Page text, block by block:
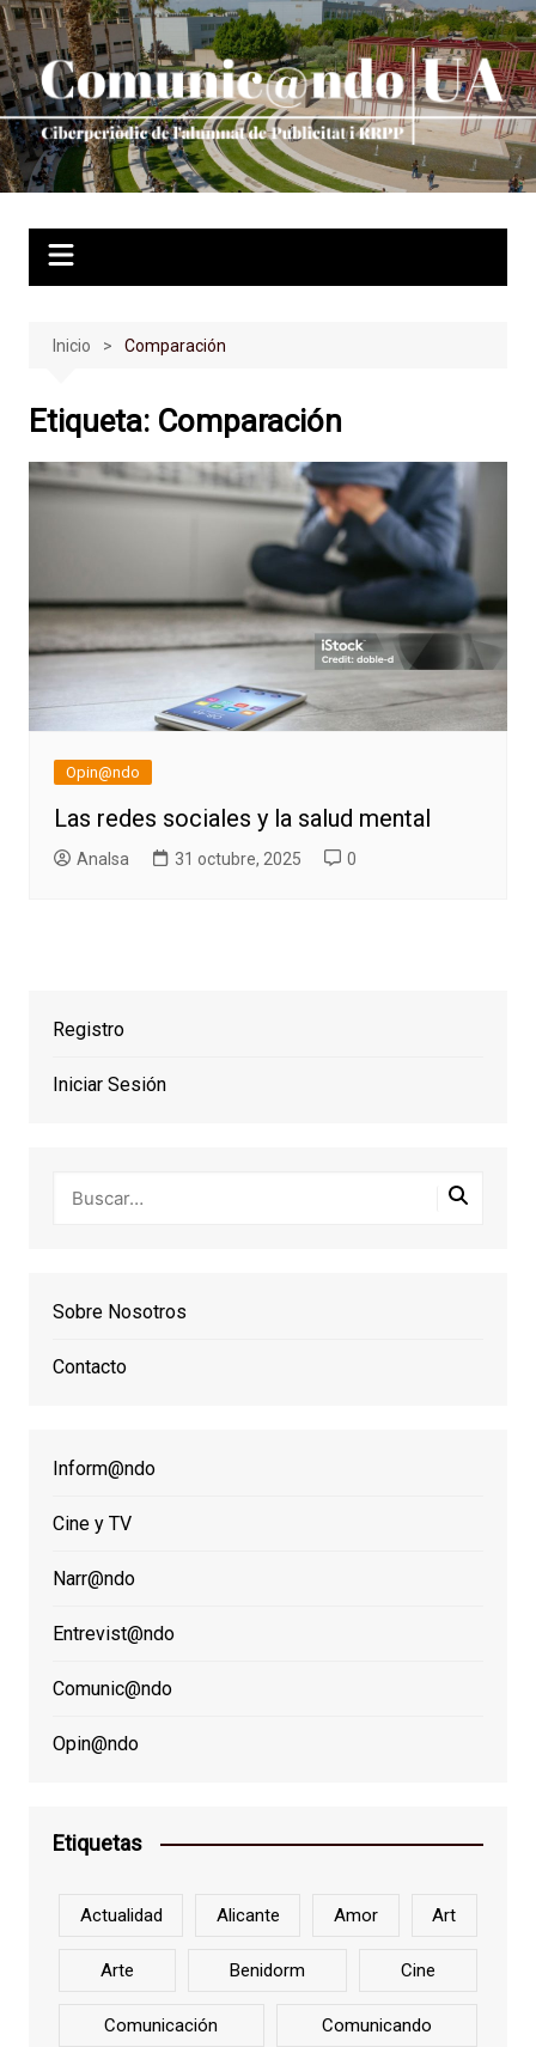
Saltar
al
contenido
Inicio Comparación
Etiqueta: Comparación
Opin@ndo
Las redes sociales y la salud mental
AnaIsa 31 octubre, 2025 0
Registro
Iniciar Sesión
Sobre Nosotros
Contacto
Inform@ndo
Cine y TV
Narr@ndo
Entrevist@ndo
Comunic@ndo
Opin@ndo
Etiquetas
Actualidad Alicante Amor Art
Arte Benidorm Cine
Comunicación Comunicando